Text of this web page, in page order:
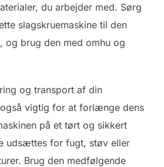
du arbejder med. Sørg
slagskruemaskine til den
og brug den med omhu og
og transport af din
vigtig for at forlænge dens
på et tørt og sikkert
udsættes for fugt, støv eller
Brug den medfølgende